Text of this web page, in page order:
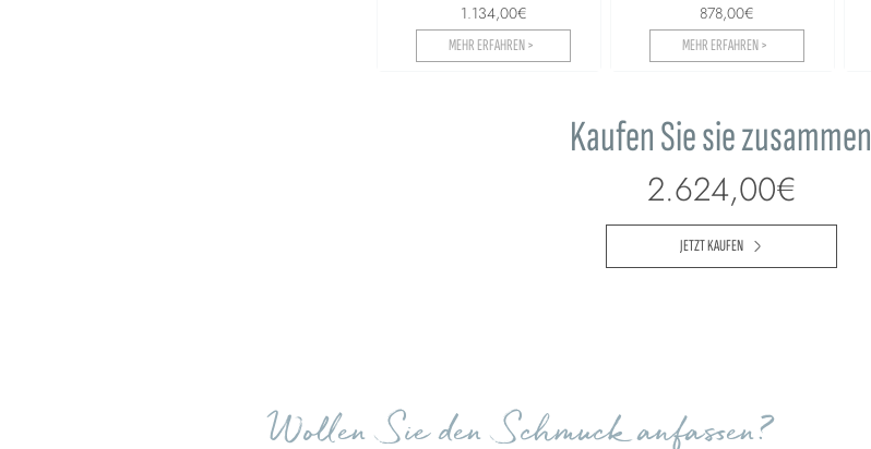
1.134,00€
MEHR ERFAHREN >
878,00€
MEHR ERFAHREN >
Kaufen Sie sie zusammen
2.624,00€
JETZT KAUFEN
Wollen Sie den Schmuck anfassen?